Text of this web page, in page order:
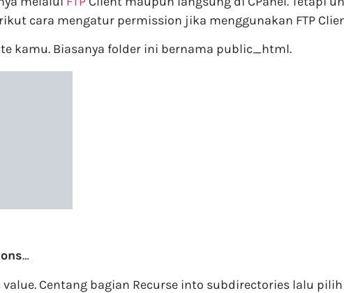
cara mengatur permission jika menggunakan FTP
kamu. Biasanya folder ini bernama public_html.
…
Centang bagian Recurse into subdirectories lalu